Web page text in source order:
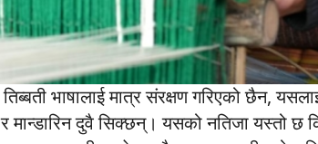
भाषालाई मात्र संरक्षण गरिएको छैन,
र मान्डारिन दुवै सिक्छन्। यसको नतिजा यस्तो